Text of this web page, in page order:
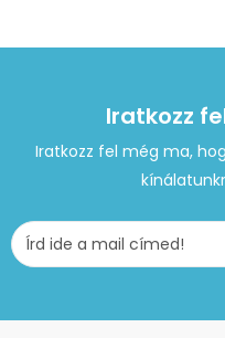
Iratkozz
Iratkozz fel még ma,